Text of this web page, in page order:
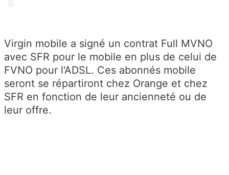
Virgin mobile a signé un contrat Full MVNO
avec SFR pour le mobile en plus de celui de
FVNO pour l'ADSL. Ces abonnés mobile
seront se répartiront chez Orange et chez
SFR en fonction de leur ancienneté ou de
leur offre.